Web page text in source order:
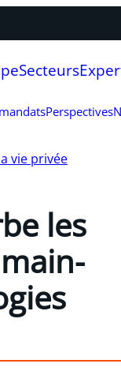
Secteurs
Perspectives
vie privée
les